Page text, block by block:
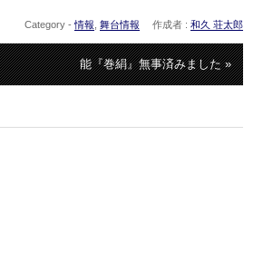
Category -情報 舞台情報 作成者 : 和久 荘太郎
能『巻絹』無事済みました »